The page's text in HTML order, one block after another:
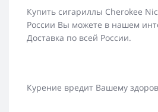
Купить сигариллы Cherokee
России Вы можете в нашем
Доставка по всей России.
Курение вредит Вашему